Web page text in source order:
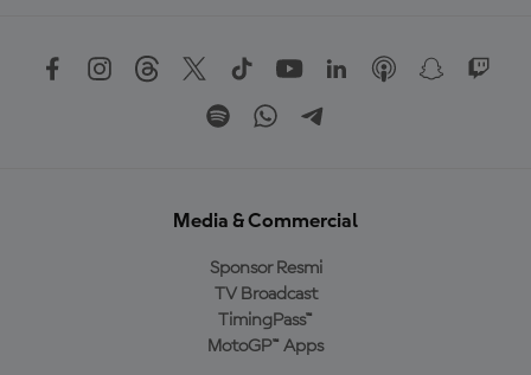
Media & Commercial
Sponsor Resmi
TV Broadcast
TimingPass™
MotoGP™ Apps